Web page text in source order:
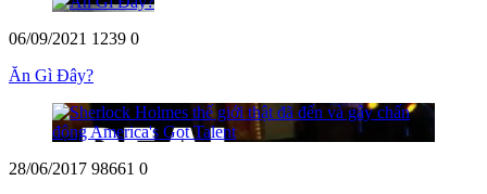
06/09/2021 1239 0
Ăn Gì Đây?
28/06/2017 98661 0